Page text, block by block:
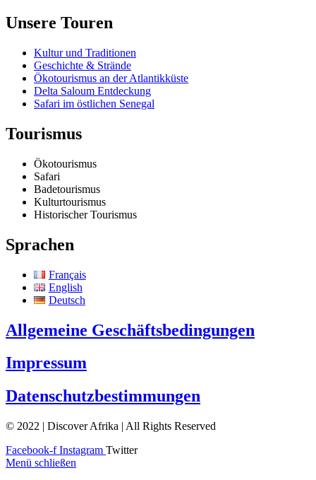
Unsere Touren
Kultur und Traditionen
Geschichte & Strände
Ökotourismus an der Atlantikküste
Delta Saloum Entdeckung
Safari im östlichen Senegal
Tourismus
Ökotourismus
Safari
Badetourismus
Kulturtourismus
Historischer Tourismus
Sprachen
Français
English
Deutsch
Allgemeine Geschäftsbedingungen
Impressum
Datenschutzbestimmungen
© 2022 | Discover Afrika | All Rights Reserved
Facebook-f Instagram Twitter
Menü schließen